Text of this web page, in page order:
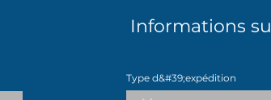
Informations
Type d&#39;expédition